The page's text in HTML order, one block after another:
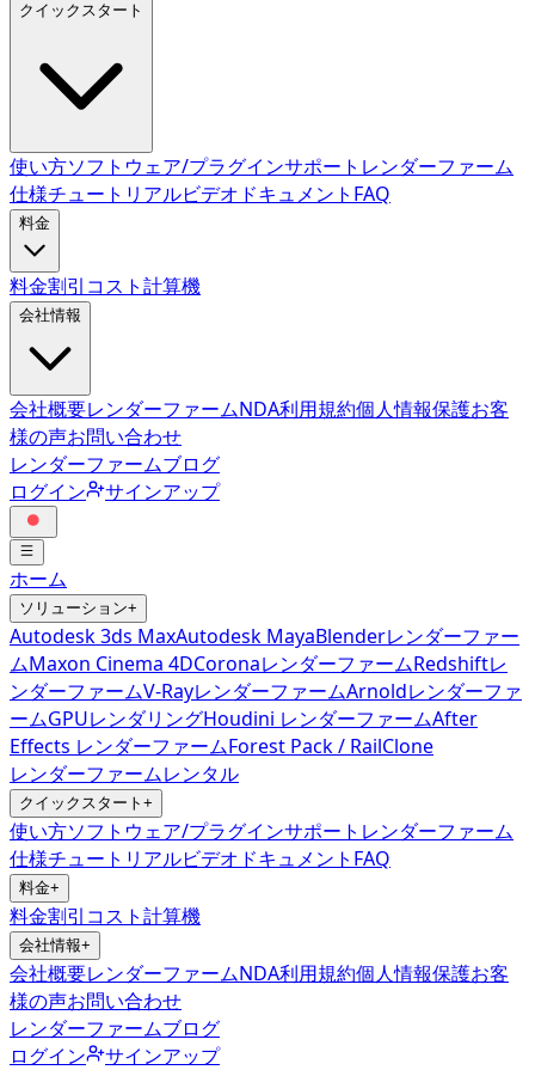
クイックスタート
使い方ソフトウェア/プラグインサポート レンダーファーム
仕様チュートリアルビデオ ドキュメント FAQ
料金
料金割引 コスト計算機
会社情報
会社概要レンダーファームNDA利用規約個人情報保護お客
様の声お問い合わせ
レンダーファームブログ
ログイン
サインアップ
ホーム
ソリューション+
Autodesk 3ds MaxAutodesk MayaBlenderレンダーファー
ムMaxon Cinema 4DCoronaレンダーファームRedshiftレ
ンダーファームV-RayレンダーファームArnoldレンダーファ
ームGPUレンダリングHoudini レンダーファームAfter
Effects レンダーファームForest Pack / RailClone
レンダーファームレンタル
クイックスタート +
使い方ソフトウェア/プラグインサポート レンダーファーム
仕様チュートリアルビデオ ドキュメント FAQ
料金+
料金割引 コスト計算機
会社情報+
会社概要レンダーファームNDA利用規約個人情報保護お客
様の声お問い合わせ
レンダーファームブログ
ログイン
サインアップ